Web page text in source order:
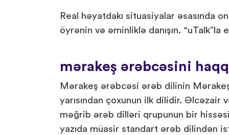
Real həyatdakı situasiyalar əsasında
öyrənin və əminliklə danışın. “uTalk”la
mərakeş ərəbcəsini
Mərakeş ərəbcəsi ərəb dilinin
yarısından çoxunun ilk dilidir. Əlcəzair
məğrib ərəb dilləri qrupunun bir
yazıda müasir standart ərəb dilindən